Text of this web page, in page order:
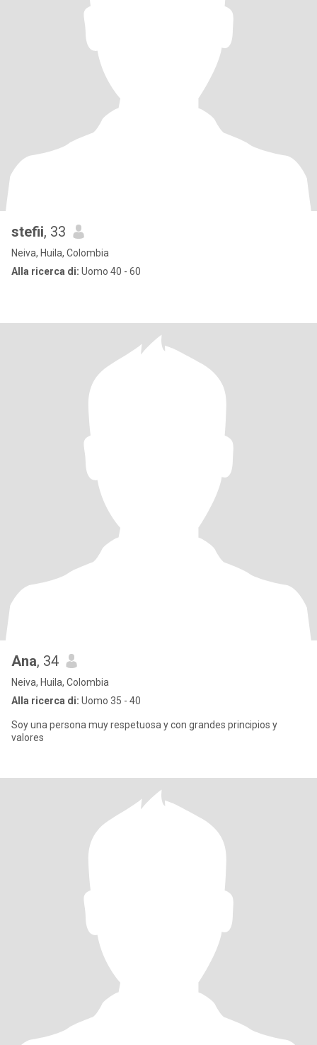
stefii, 33
Neiva, Huila, Colombia
Alla ricerca di: Uomo 40 - 60
Ana, 34
Neiva, Huila, Colombia
Alla ricerca di: Uomo 35 - 40
Soy una persona muy respetuosa y con grandes principios y
valores